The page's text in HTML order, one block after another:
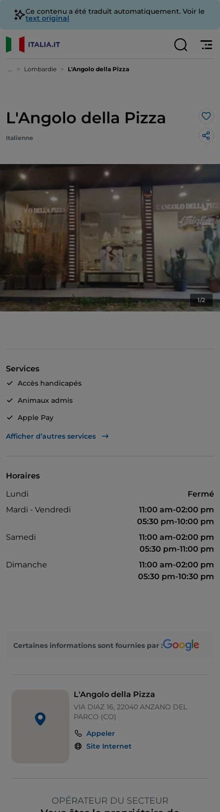
Ce contenu a été traduit automatiquement. Voir le
text original
... Lombardie L'Angolo della Pizza
L'Angolo della Pizza
Italienne
1/2
Services
Accès handicapés
Animaux admis
Apple Pay
American Express
Parking
Afficher d’autres services
Horaires
Lundi
Fermé
Mardi - Vendredi
11:00 am-02:00 pm
05:30 pm-10:00 pm
Samedi
11:00 am-02:00 pm
05:30 pm-11:00 pm
Dimanche
11:00 am-02:00 pm
05:30 pm-10:30 pm
Certaines informations sont fournies par :
L'Angolo della Pizza
VIA DIAZ 16, 22040 ANZANO DEL
PARCO (CO)
Appeler
Site Internet
OPÉRATEUR DU SECTEUR